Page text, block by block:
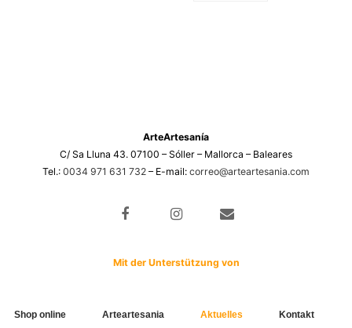
ArteArtesanía
C/ Sa Lluna 43. 07100 – Sóller – Mallorca – Baleares
Tel.: 0034 971 631 732 – E-mail: correo@arteartesania.com
Mit der Unterstützung von
Shop online Arteartesania Aktuelles Kontakt